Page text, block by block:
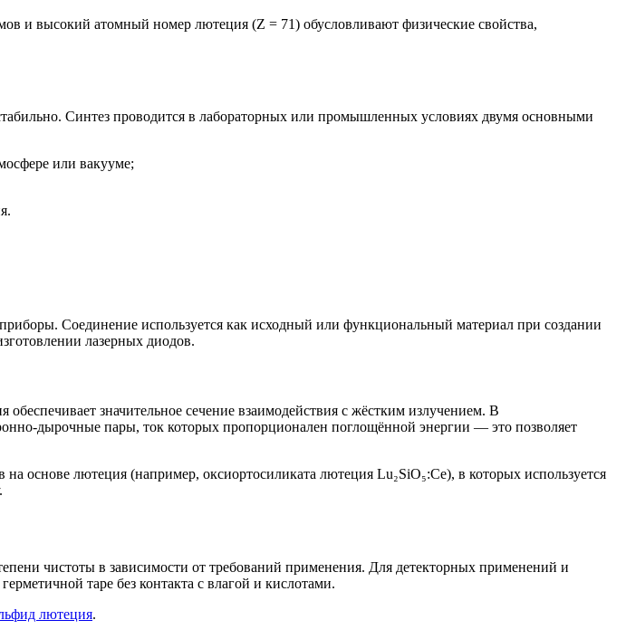
и высокий атомный номер лютеция (Z = 71) обусловливают физические свойства,
Синтез проводится в лабораторных или промышленных условиях двумя основными
или вакууме;
Соединение используется как исходный или функциональный материал при создании
лазерных диодов.
значительное сечение взаимодействия с жёстким излучением. В
дырочные пары, ток которых пропорционален поглощённой энергии — это позволяет
лютеция (например, оксиортосиликата лютеция Lu₂SiO₅:Ce), в которых используется
чистоты в зависимости от требований применения. Для детекторных применений и
таре без контакта с влагой и кислотами.
лютеция.